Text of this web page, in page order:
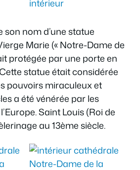
nom d’une statue
Marie (« Notre-Dame de
protégée par une porte en
statue était considérée
pouvoirs miraculeux et
a été vénérée par les
Saint Louis (Roi de
au 13ème siècle.